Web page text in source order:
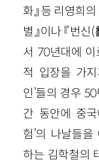
화』 등 리영희
별』이나 『번
서 70년대에
적 입장을 가
인’들의 경우
간 동안에 중
험’의 나날들
하는 김학철의